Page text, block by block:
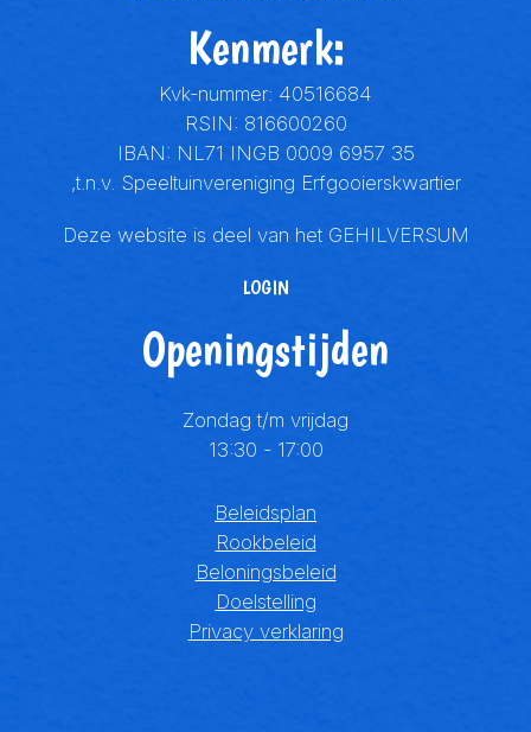
Kenmerk:
Kvk-nummer: 40516684
RSIN: 816600260
IBAN: NL71 INGB 0009 6957 35
,t.n.v. Speeltuinvereniging Erfgooierskwartier
Deze website is deel van het GEHILVERSUM
LOGIN
Openingstijden
Zondag t/m vrijdag
13:30 - 17:00
Beleidsplan
Rookbeleid
Beloningsbeleid
Doelstelling
Privacy verklaring